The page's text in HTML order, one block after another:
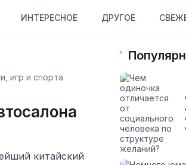
ИНТЕРЕСНОЕ ДРУГОЕ
игр и спорта
китайский